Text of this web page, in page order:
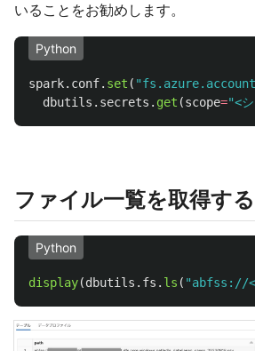
いることをお勧めします。
Python
spark. conf. set ( "
dbutils . secrets . get (scope="<
ファイル一覧を取得する
Python
display(dbutils . fs . ls ( "abfss://<